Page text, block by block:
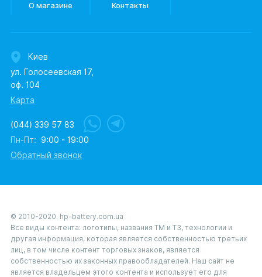
О магазине Контакты
Киев
ул. Голосеевская 17,
оф. 104
Карта
(044) 339 57 83
Пн-Пт: 9:00 - 19:00
Обратный звонок
© 2010-2020. hp-battery.com.ua
Все виды контента: логотипы, названия ТМ и ТЗ, технологии и
другая информация, которая является собственностью третьих
лиц, в том числе контент торговых знаков, является
собственностью их законных правообладателей. Наш сайт не
является владельцем этого контента и использует его для